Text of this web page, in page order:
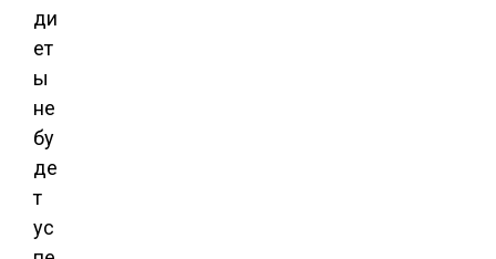
ди
ет
ы
не
бу
де
т
ус